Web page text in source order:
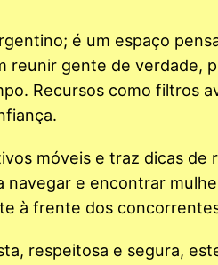
é um espaço
reunir gente de verdade,
Recursos como filtros
móveis e traz dicas de
e encontrar
à frente dos
respeitosa e segura,